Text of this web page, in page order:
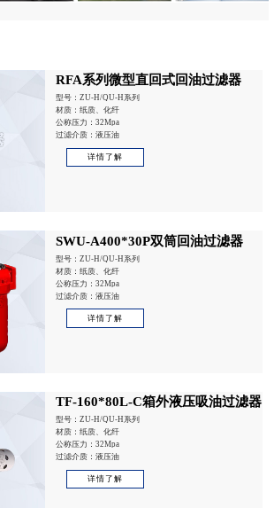
RFA系列微型直回式回油过滤器
型号：ZU-H/QU-H系列
材质：纸质、化纤
公称压力：32Mpa
过滤介质：液压油
详情了解
SWU-A400*30P双筒回油过滤器
型号：ZU-H/QU-H系列
材质：纸质、化纤
公称压力：32Mpa
过滤介质：液压油
详情了解
TF-160*80L-C箱外液压吸油过滤器
型号：ZU-H/QU-H系列
材质：纸质、化纤
公称压力：32Mpa
过滤介质：液压油
详情了解